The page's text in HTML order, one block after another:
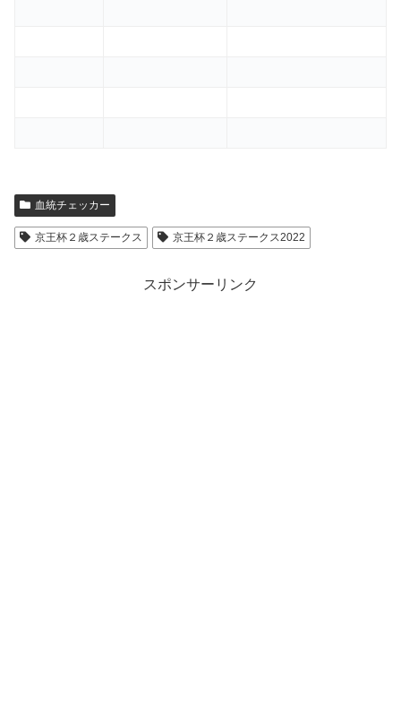
血統チェッカー
京王杯２歳ステークス 京王杯２歳ステークス2022
スポンサーリンク